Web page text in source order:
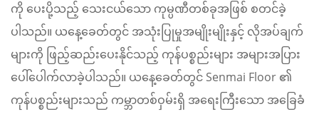
ကို ပေးပို့သည့် သေးငယ်သော ကုမ္ပဏီတစ်ခုအဖြစ် စတင်ခဲ့
ပါသည်။ ယနေ့ခေတ်တွင် အသုံးပြုမှုအမျိုးမျိုးနှင့် လိုအပ်ချက်
များကို ဖြည့်ဆည်းပေးနိုင်သည့် ကုန်ပစ္စည်းများ အများအပြား
ပေါ်ပေါက်လာခဲ့ပါသည်။ ယနေ့ခေတ်တွင် Senmai Floor ၏
ကုန်ပစ္စည်းများသည် ကမ္ဘာတစ်ဝှမ်းရှိ အရေးကြီးသော အခြေခံ